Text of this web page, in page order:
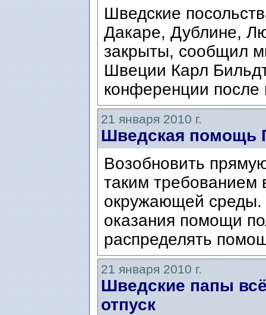
Шведские
Дакаре, Дублине,
закрыты, сообщил
Швеции Карл
конференции
21 января 2010 г.
Шведская помощь
Возобновить
таким требованием
окружающей среды.
оказания помощи
распределять
21 января 2010 г.
Шведские папы
отпуск